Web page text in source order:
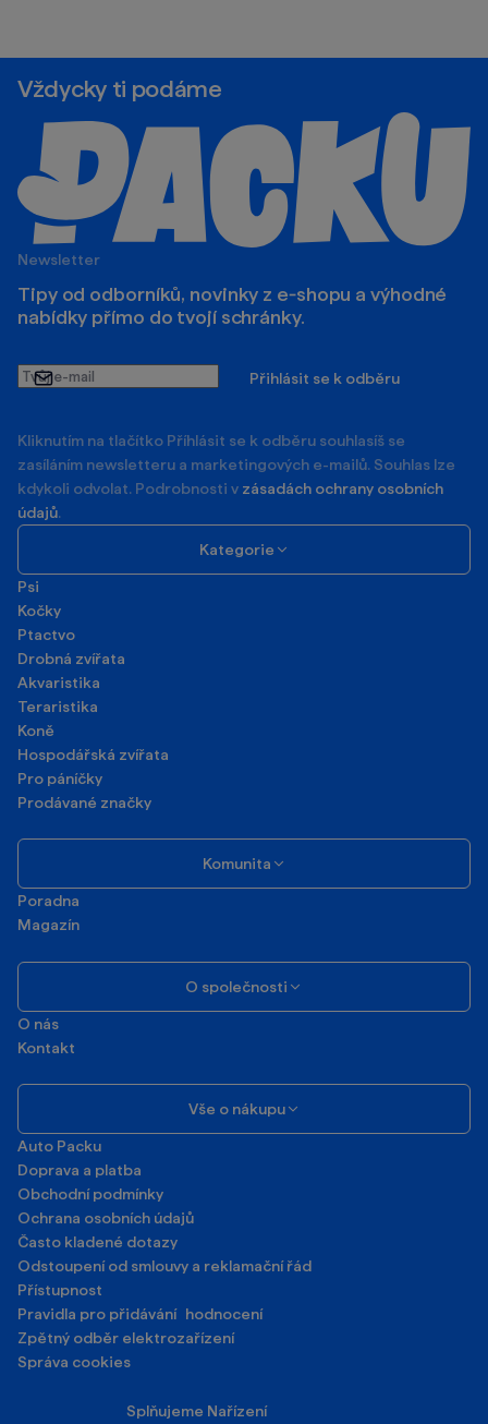
Vždycky ti podáme
Newsletter
Tipy od odborníků, novinky z e‑shopu a výhodné
nabídky přímo do tvojí schránky.
Tvůj
e-
Přihlásit se k odběru
Kliknutím na tlačítko Příhlásit se k odběru souhlasíš se
zasíláním newsletteru a marketingových e-mailů. Souhlas lze
kdykoli odvolat. Podrobnosti v zásadách ochrany osobních
údajů.
Kategorie
Psi
Kočky
Ptactvo
Drobná zvířata
Akvaristika
Teraristika
Koně
Hospodářská zvířata
Pro páníčky
Prodávané značky
Komunita
Poradna
Magazín
O společnosti
O nás
Kontakt
Vše o nákupu
Auto Packu
Doprava a platba
Obchodní podmínky
Ochrana osobních údajů
Často kladené dotazy
Odstoupení od smlouvy a reklamační řád
Přístupnost
Pravidla pro přidávání hodnocení
Zpětný odběr elektrozařízení
Správa cookies
Splňujeme Nařízení